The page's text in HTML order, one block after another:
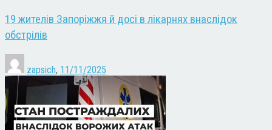
19 жителів Запоріжжя й досі в лікарнях внаслідок
обстрілів
zapsich, 11/11/2025